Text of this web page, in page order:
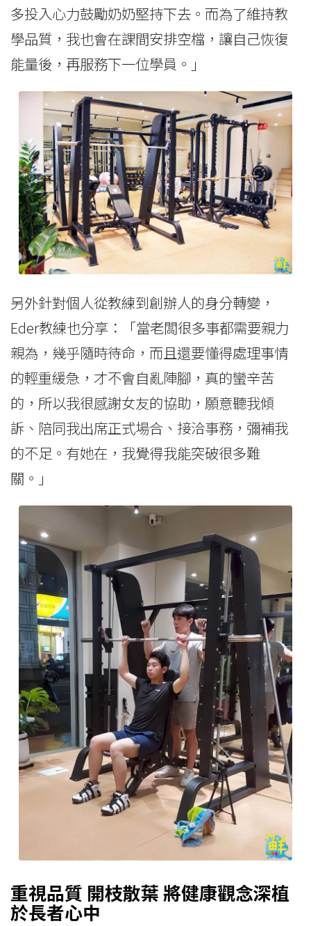
多投入心力鼓勵奶奶堅持下去。而為了維持教
學品質，我也會在課間安排空檔，讓自己恢復
能量後，再服務下一位學員。」
另外針對個人從教練到創辦人的身分轉變，
Eder教練也分享：「當老闆很多事都需要親力
親為，幾乎隨時待命，而且還要懂得處理事情
的輕重緩急，才不會自亂陣腳，真的蠻辛苦
的，所以我很感謝女友的協助，願意聽我傾
訴、陪同我出席正式場合、接洽事務，彌補我
的不足。有她在，我覺得我能突破很多難
關。」
重視品質 開枝散葉 將健康觀念深植
於長者心中